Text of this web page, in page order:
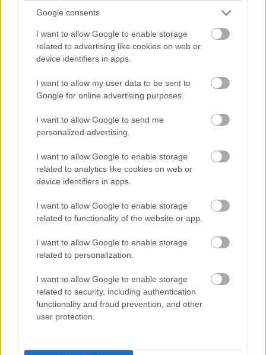
Google consents
I want to allow Google to enable storage
related to advertising like cookies on web or
device identifiers in apps.
I want to allow my user data to be sent to
Google for online advertising purposes.
I want to allow Google to send me
personalized advertising.
I want to allow Google to enable storage
related to analytics like cookies on web or
device identifiers in apps.
I want to allow Google to enable storage
related to functionality of the website or app.
I want to allow Google to enable storage
related to personalization.
I want to allow Google to enable storage
related to security, including authentication
functionality and fraud prevention, and other
user protection.